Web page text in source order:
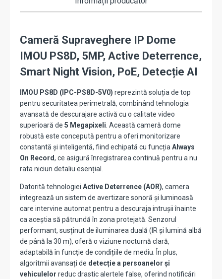
detecție
Cameră Supraveghere IP Dome
IMOU PS8D, 5MP, Active Deterrence,
Smart Night Vision, PoE, Detecție AI
IMOU PS8D (IPC-PS8D-5V0) reprezintă soluția de top
pentru securitatea perimetrală, combinând tehnologia
avansată de descurajare activă cu o calitate video
superioară de 5 Megapixeli. Această cameră dome
robustă este concepută pentru a oferi monitorizare
constantă și inteligentă, fiind echipată cu funcțiaAlways
On Record, ce asigură înregistrarea continuă pentru a nu
rata niciun detaliu esențial.
Datorită tehnologiei Active Deterrence (AOR), camera
integrează un sistem de avertizare sonoră și luminoasă
care intervine automat pentru a descuraja intrușii înainte
ca aceștia să pătrundă în zona protejată. Senzorul
performant, susținut de iluminarea duală (IR și lumină albă
de până la 30 m), oferă o viziune nocturnă clară,
adaptabilă în funcție de condițiile de mediu. În plus,
algoritmii avansați de detecție a persoanelor și
vehiculelor reduc drastic alertele false, oferind notificări